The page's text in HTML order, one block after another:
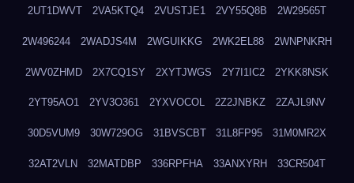
2UT1DWVT 2VA5KTQ4 2VUSTJE1 2VY55Q8B 2W29565T
2W496244 2WADJS4M 2WGUIKKG 2WK2EL88 2WNPNKRH
2WV0ZHMD 2X7CQ1SY 2XYTJWGS 2Y7I1IC2 2YKK8NSK
2YT95AO1 2YV3O361 2YXVOCOL 2Z2JNBKZ 2ZAJL9NV
30D5VUM9 30W729OG 31BVSCBT 31L8FP95 31M0MR2X
32AT2VLN 32MATDBP 336RPFHA 33ANXYRH 33CR504T